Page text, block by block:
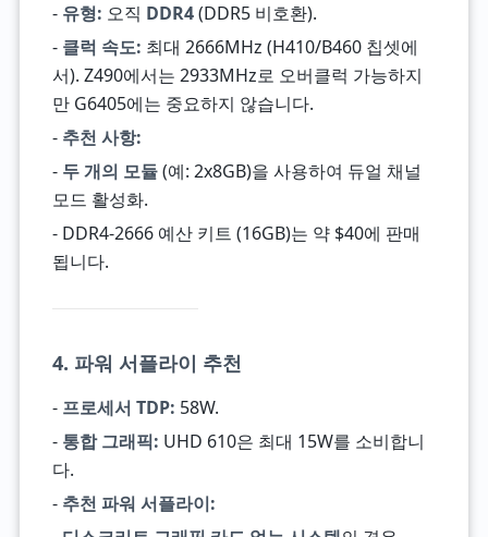
- 유형: 오직 DDR4(DDR5 비호환).
- 클럭 속도: 최대 2666MHz (H410/B460 칩셋에
서). Z490에서는 2933MHz로 오버클럭 가능하지
만 G6405에는 중요하지 않습니다.
- 추천 사항:
- 두 개의 모듈(예: 2x8GB)을 사용하여 듀얼 채널
모드 활성화.
- DDR4-2666 예산 키트 (16GB)는 약 $40에 판매
됩니다.
4. 파워 서플라이 추천
- 프로세서 TDP: 58W.
- 통합 그래픽: UHD 610은 최대 15W를 소비합니
다.
- 추천 파워 서플라이: